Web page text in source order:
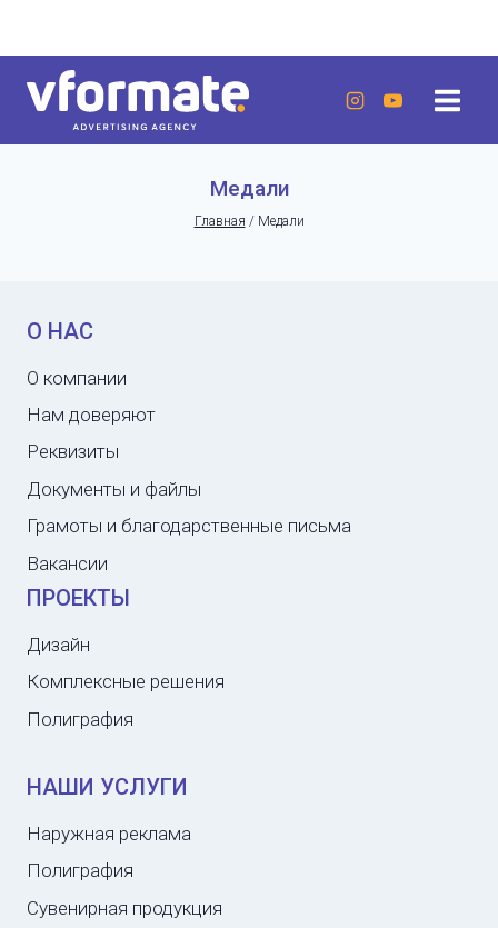
содержанию
Медали
Главная / Медали
О НАС
О компании
Нам доверяют
Реквизиты
Документы и файлы
Грамоты и благодарственные письма
Вакансии
ПРОЕКТЫ
Дизайн
Комплексные решения
Полиграфия
НАШИ УСЛУГИ
Наружная реклама
Полиграфия
Сувенирная продукция